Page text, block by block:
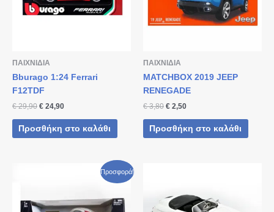
ΠΑΙΧΝΙΔΙΑ
Bburago 1:24 Ferrari
F12TDF
€29,90 € 24,90
Προσθήκη στο καλάθι
ΠΑΙΧΝΙΔΙΑ
MATCHBOX 2019 JEEP
RENEGADE
€3,80 € 2,50
Προσθήκη στο καλάθι
Προσφορά!
€ 32,90.